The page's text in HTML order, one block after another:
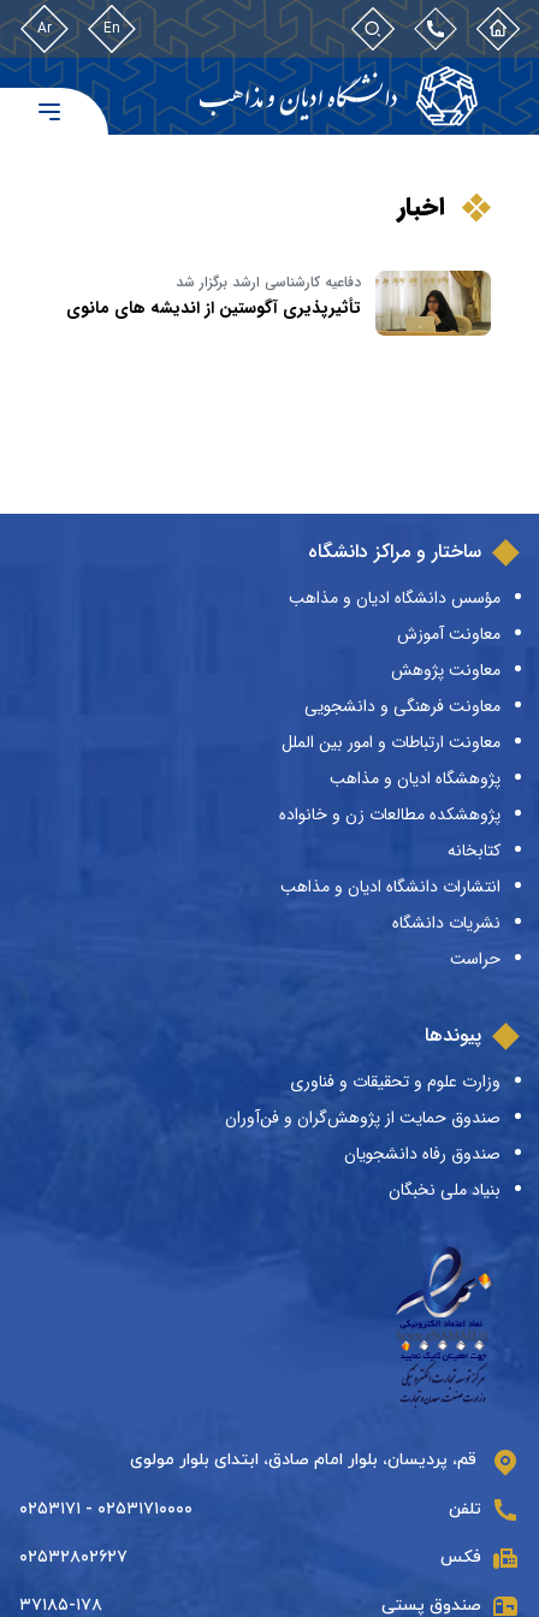
En
Ar
اخبار
دفاعیه کارشناسی ارشد برگزار شد
تأثیرپذیری آگوستین از اندیشه های مانوی
ساختار و مراکز دانشگاه
مؤسس دانشگاه ادیان و مذاهب
معاونت آموزش
معاونت پژوهش
معاونت فرهنگی و دانشجویی
معاونت ارتباطات و امور بین الملل
پژوهشگاه ادیان و مذاهب
پژوهشکده مطالعات زن و خانواده
کتابخانه
انتشارات دانشگاه ادیان و مذاهب
نشریات دانشگاه
حراست
پیوندها
وزارت علوم و تحقیقات و فناوری
صندوق حمایت از پژوهش‌گران و فن‌آوران
صندوق رفاه دانشجویان
بنیاد ملی نخبگان
قم، پردیسان، بلوار امام صادق، ابتدای بلوار مولوی
تلفن ۰۲۵۳۱۷۱۰۰۰۰ - ۰۲۵۳۱۷۱
فکس ۰۲۵۳۲۸۰۲۶۲۷
صندوق پستی ۳۷۱۸۵-۱۷۸